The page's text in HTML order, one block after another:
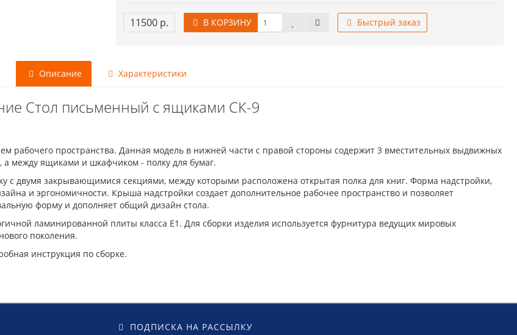
11500 р. В КОРЗИНУ Быстрый заказ
Описание Характеристики
Стол письменный с ящиками СК-9
рабочего пространства. Данная модель в нижней части с правой стороны содержит 3 вместительных выдвижных
между ящиками и шкафчиком - полку для бумаг.
с двумя закрывающимися секциями, между которыми расположена открытая полка для книг. Форма надстройки,
и эргономичности. Крыша надстройки создает дополнительное рабочее пространство и позволяет
форму и дополняет общий дизайн стола.
ламинированной плиты класса Е1. Для сборки изделия используется фурнитура ведущих мировых
поколения.
инструкция по сборке.
ПОДПИСКА НА РАССЫЛКУ